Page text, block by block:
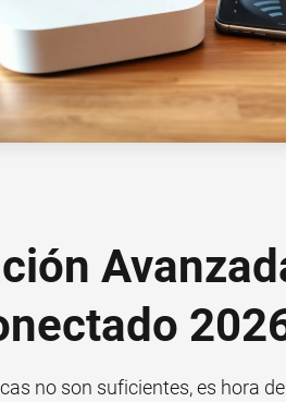
no son suficientes, es hora